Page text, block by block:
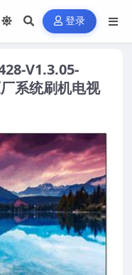
登录
V1.3.05-
系统刷机电视